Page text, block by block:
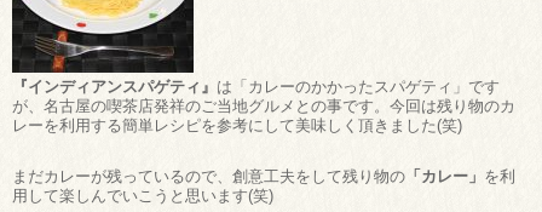
『インディアンスパゲティ』 は「カレーのかかったスパゲティ」です
が、名古屋の喫茶店発祥のご当地グルメとの事です。今回は残り物のカ
レーを利用する簡単レシピを参考にして美味しく頂きました(笑)
まだカレーが残っているので、創意工夫をして残り物の 「カレー」 を利
用して楽しんでいこうと思います(笑)